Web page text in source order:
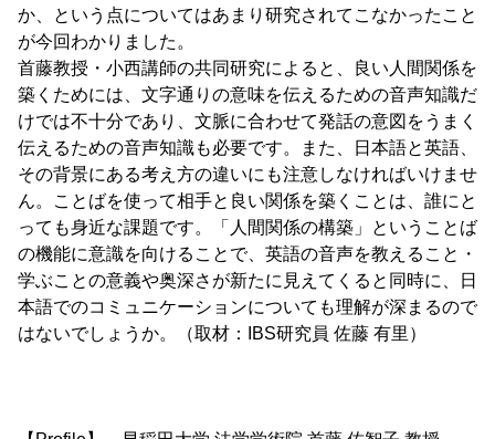
か、という点についてはあまり研究されてこなかったこと
が今回わかりました。
首藤教授・小西講師の共同研究によると、良い人間関係を
築くためには、文字通りの意味を伝えるための音声知識だ
けでは不十分であり、文脈に合わせて発話の意図をうまく
伝えるための音声知識も必要です。また、日本語と英語、
その背景にある考え方の違いにも注意しなければいけませ
ん。ことばを使って相手と良い関係を築くことは、誰にと
っても身近な課題です。「人間関係の構築」ということば
の機能に意識を向けることで、英語の音声を教えること・
学ぶことの意義や奥深さが新たに見えてくると同時に、日
本語でのコミュニケーションについても理解が深まるので
はないでしょうか。（取材：IBS研究員 佐藤 有里）